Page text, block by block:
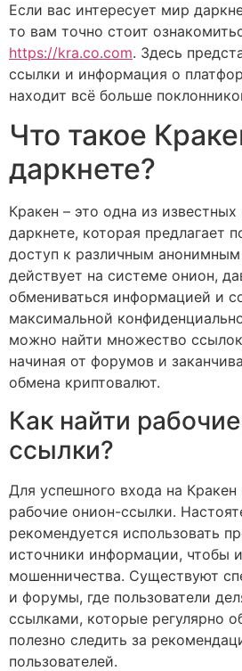
Если вас интересует мир
то вам точно стоит
https://kra.co.com. Здесь
ссылки и информация о
находит всё больше
Что такое
даркнете?
Кракен – это одна из
даркнете, которая предлагает
доступ к различным
действует на системе онион,
обмениваться информацией и
максимальной
можно найти множество
начиная от форумов и
обмена криптовалют.
Как найти
ссылки?
Для успешного входа на Кракен
рабочие онион-ссылки.
рекомендуется использовать
источники информации, чтобы
мошенничества. Существуют
и форумы, где пользователи
ссылками, которые регулярно
полезно следить за
пользователей.